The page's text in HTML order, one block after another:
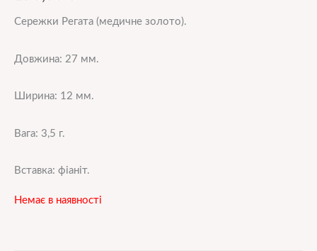
Сережки Регата (медичне золото).
Довжина: 27 мм.
Ширина: 12 мм.
Вага: 3,5 г.
Вставка: фіаніт.
Немає в наявності